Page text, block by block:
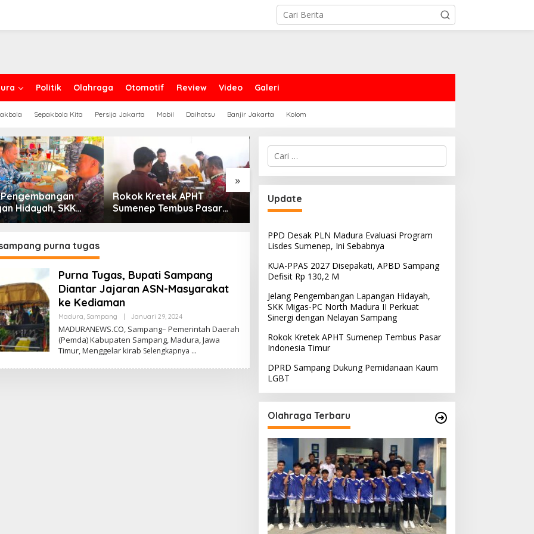
Politik Olahraga Otomotif Review Video Galeri
Sepakbola Kita Persija Jakarta Mobil Daihatsu Banjir Jakarta Kolom
»
Hidayah, SKK
North Madura II
Sampang
Rokok Kretek APHT
Sumenep Tembus Pasar
Indonesia Timur
DPRD Sampang Dukung
Pemidanaan Kaum LGBT
purna tugas
Purna Tugas, Bupati Sampang
Diantar Jajaran ASN-Masyarakat
ke Kediaman
Madura, Sampang Januari 29, 2024Oleh
MADURANEWS.CO, Sampang– Pemerintah Daerah
(Pemda) Kabupaten Sampang, Madura, Jawa
Timur, Menggelar kirab Selengkapnya
Cari
untuk:
Update
PPD Desak PLN Madura Evaluasi Program
Lisdes Sumenep, Ini Sebabnya
KUA-PPAS 2027 Disepakati, APBD Sampang
Defisit Rp 130,2 M
Jelang Pengembangan Lapangan Hidayah,
SKK Migas-PC North Madura II Perkuat
Sinergi dengan Nelayan Sampang
Rokok Kretek APHT Sumenep Tembus Pasar
Indonesia Timur
DPRD Sampang Dukung Pemidanaan Kaum
LGBT
Olahraga Terbaru